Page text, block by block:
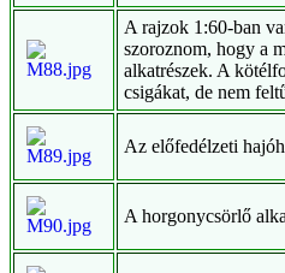
A rajzok 1:60-ban
szoroznom, hogy a
alkatrészek. A
csigákat, de nem
Az előfedélzeti
A horgonycsörlő